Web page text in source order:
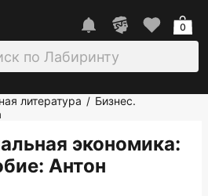
0
литература / Бизнес.
экономика:
: Антон